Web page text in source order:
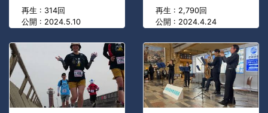
再生 : 314回
公開 : 2024.5.10
再生 : 2,790回
公開 : 2024.4.24